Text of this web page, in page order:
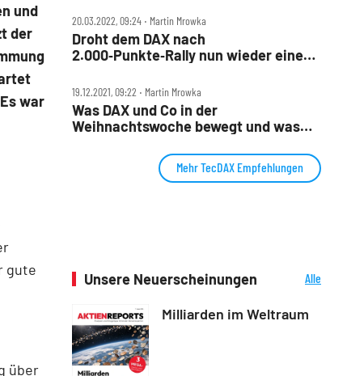
und
der
war
gute
über
20.03.2022, 09:24 ‧ Martin Mrowka
Droht dem DAX nach
2.000‑Punkte‑Rally nun wieder eine
19.12.2021, 09:22 ‧ Martin Mrowka
Was DAX und Co in der
Weihnachtswoche bewegt und was
Mehr TecDAX Empfehlungen
Unsere Neuerscheinungen
Alle
Milliarden im Weltraum